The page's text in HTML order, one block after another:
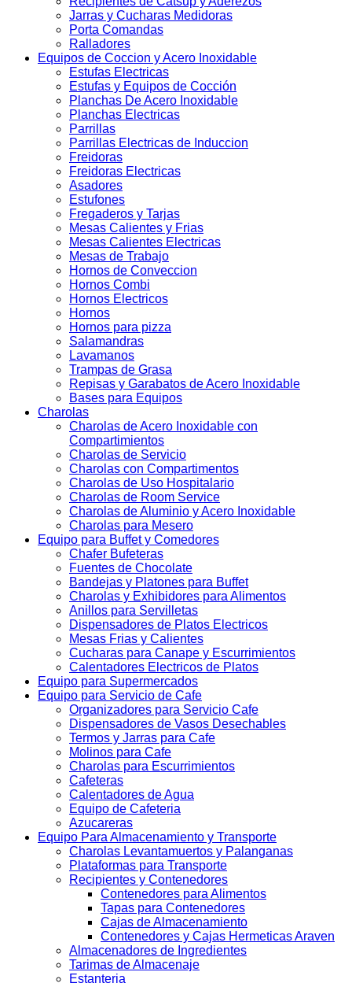
Jarras y Cucharas Medidoras
Porta Comandas
Ralladores
Equipos de Coccion y Acero Inoxidable
Estufas Electricas
Estufas y Equipos de Cocción
Planchas De Acero Inoxidable
Planchas Electricas
Parrillas
Parrillas Electricas de Induccion
Freidoras
Freidoras Electricas
Asadores
Estufones
Fregaderos y Tarjas
Mesas Calientes y Frias
Mesas Calientes Electricas
Mesas de Trabajo
Hornos de Conveccion
Hornos Combi
Hornos Electricos
Hornos
Hornos para pizza
Salamandras
Lavamanos
Trampas de Grasa
Repisas y Garabatos de Acero Inoxidable
Bases para Equipos
Charolas
Charolas de Acero Inoxidable con
Compartimientos
Charolas de Servicio
Charolas con Compartimentos
Charolas de Uso Hospitalario
Charolas de Room Service
Charolas de Aluminio y Acero Inoxidable
Charolas para Mesero
Equipo para Buffet y Comedores
Chafer Bufeteras
Fuentes de Chocolate
Bandejas y Platones para Buffet
Charolas y Exhibidores para Alimentos
Anillos para Servilletas
Dispensadores de Platos Electricos
Mesas Frias y Calientes
Cucharas para Canape y Escurrimientos
Calentadores Electricos de Platos
Equipo para Supermercados
Equipo para Servicio de Cafe
Organizadores para Servicio Cafe
Dispensadores de Vasos Desechables
Termos y Jarras para Cafe
Molinos para Cafe
Charolas para Escurrimientos
Cafeteras
Calentadores de Agua
Equipo de Cafeteria
Azucareras
Equipo Para Almacenamiento y Transporte
Charolas Levantamuertos y Palanganas
Plataformas para Transporte
Recipientes y Contenedores
Contenedores para Alimentos
Tapas para Contenedores
Cajas de Almacenamiento
Contenedores y Cajas Hermeticas Araven
Almacenadores de Ingredientes
Tarimas de Almacenaje
Estanteria